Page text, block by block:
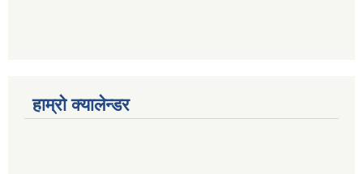
हाम्रो क्यालेन्डर